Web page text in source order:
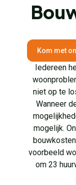
Kom met
Iedereen
niet op te
Wanneer
mogelijk.
voorbeeld
om 23